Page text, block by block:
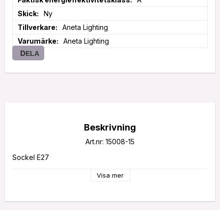
Skick
Ny
Tillverkare
Aneta Lighting
Varumärke
Aneta Lighting
DELA
Beskrivning
Art.nr: 15008-15
Sockel E27
Visa mer